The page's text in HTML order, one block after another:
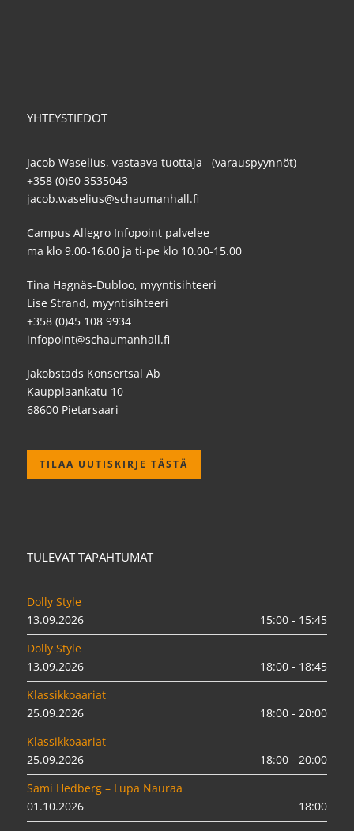
YHTEYSTIEDOT
Jacob Waselius, vastaava tuottaja (varauspyynnöt)
+358 (0)50 3535043
jacob.waselius@schaumanhall.fi
Campus Allegro Infopoint palvelee
ma klo 9.00-16.00 ja ti-pe klo 10.00-15.00
Tina Hagnäs-Dubloo, myyntisihteeri
Lise Strand, myyntisihteeri
+358 (0)45 108 9934
infopoint@schaumanhall.fi
Jakobstads Konsertsal Ab
Kauppiaankatu 10
68600 Pietarsaari
TILAA UUTISKIRJE TÄSTÄ
TULEVAT TAPAHTUMAT
Dolly Style
13.09.2026
15:00 - 15:45
Dolly Style
13.09.2026
18:00 - 18:45
Klassikkoaariat
25.09.2026
18:00 - 20:00
Klassikkoaariat
25.09.2026
18:00 - 20:00
Sami Hedberg – Lupa Nauraa
01.10.2026
18:00